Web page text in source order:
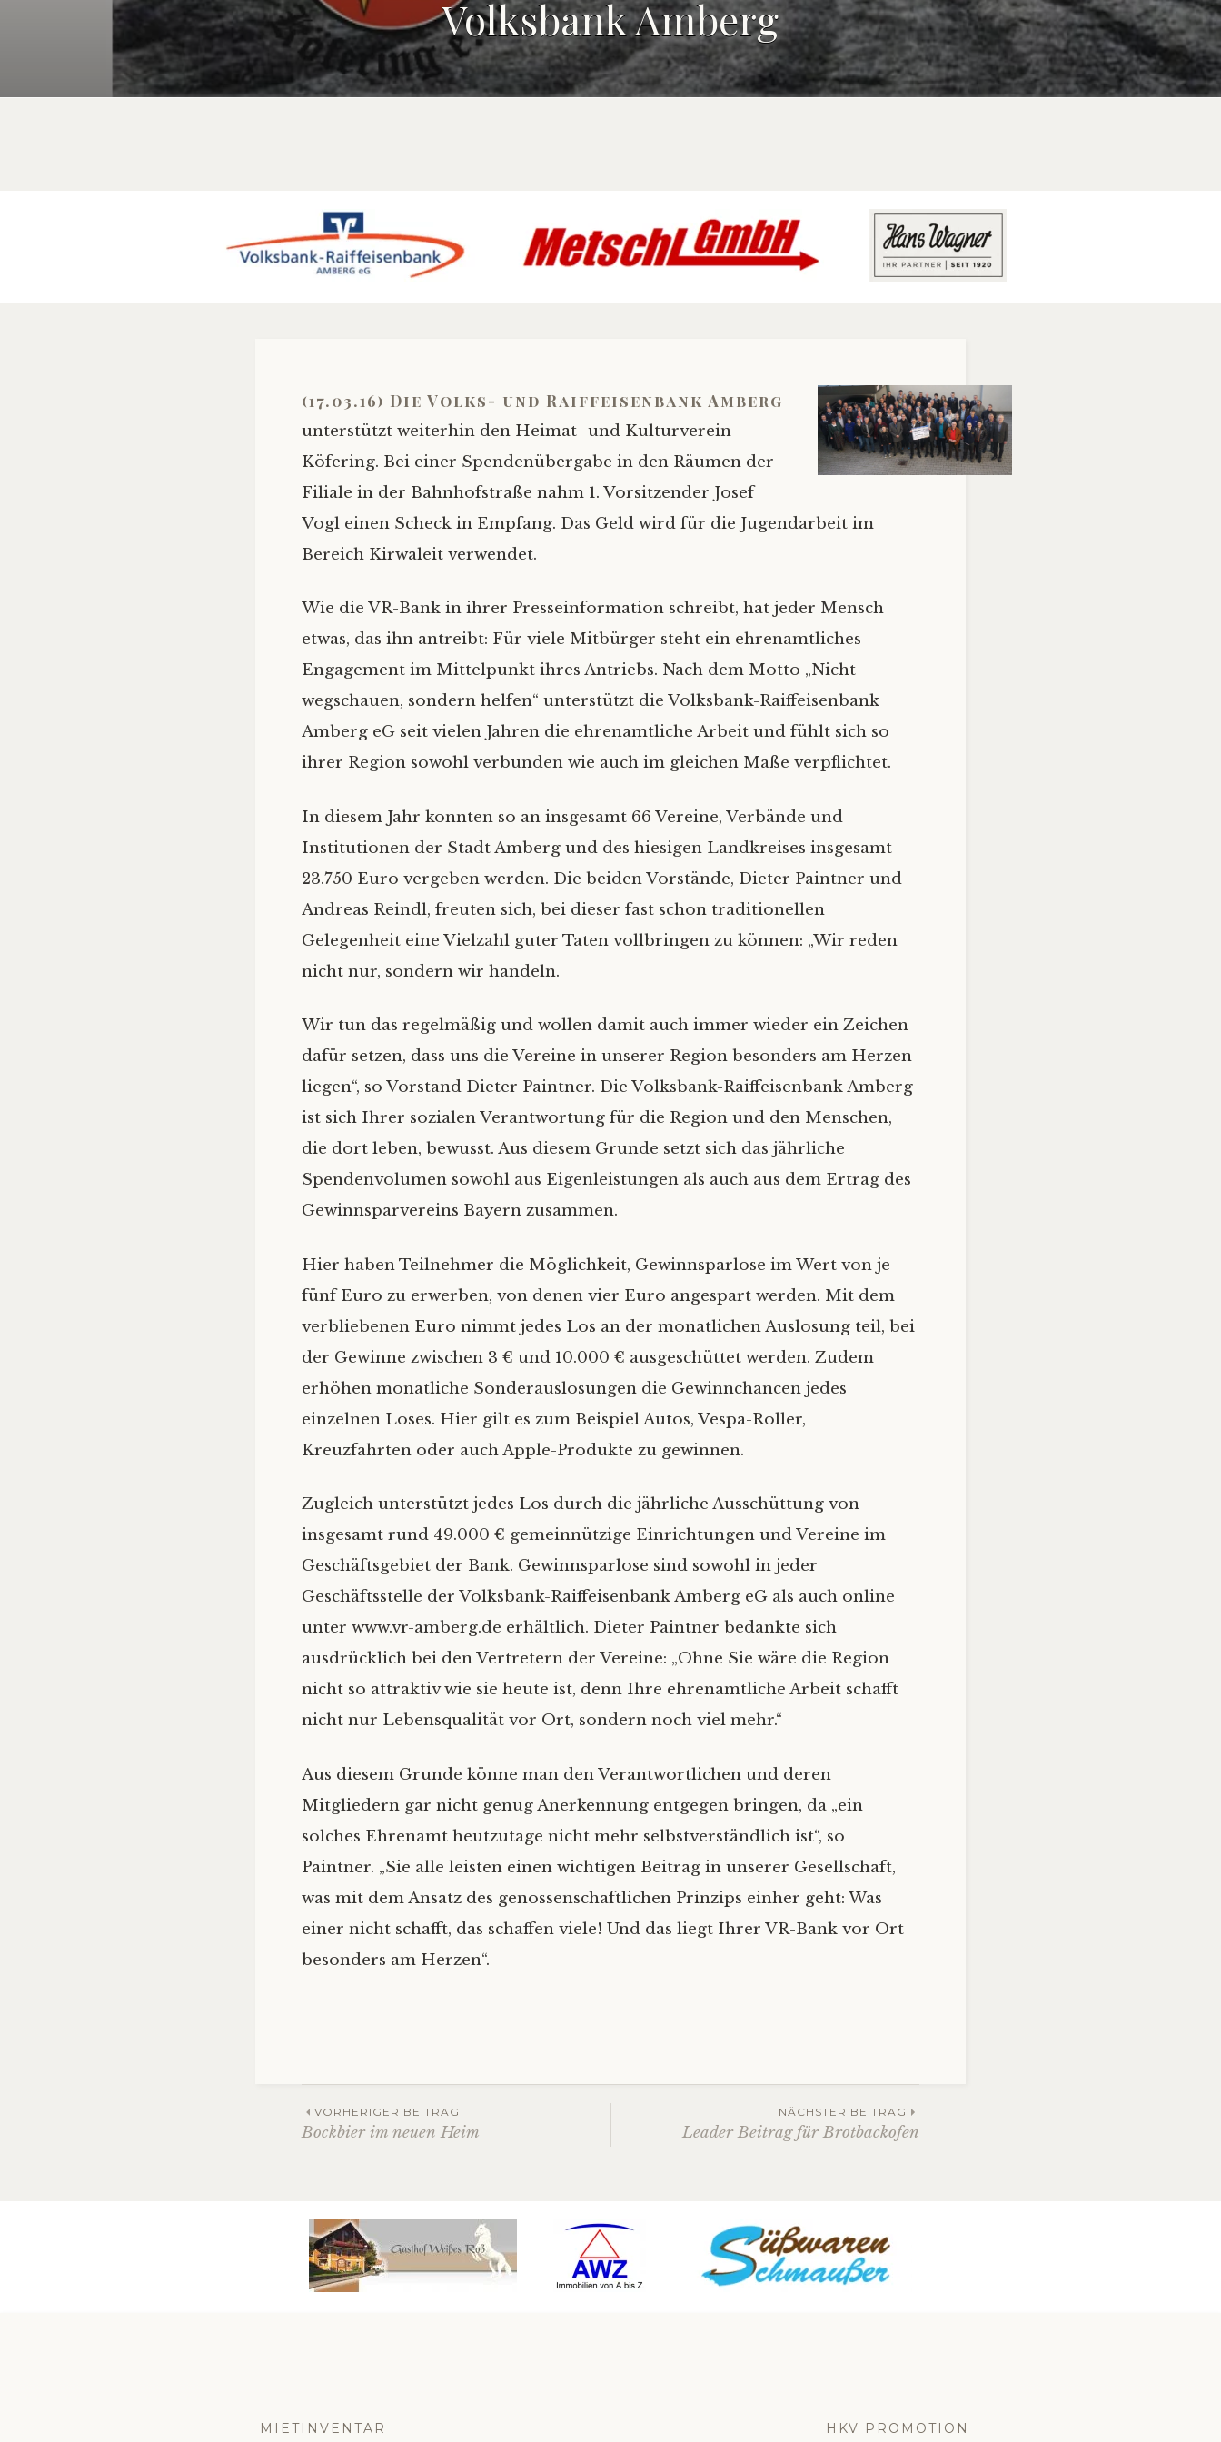
Volksbank Amberg
(17.03.16) Die Volks- und Raiffeisenbank Amberg
unterstützt weiterhin den Heimat- und Kulturverein
Köfering. Bei einer Spendenübergabe in den Räumen der
Filiale in der Bahnhofstraße nahm 1. Vorsitzender Josef
Vogl einen Scheck in Empfang. Das Geld wird für die Jugendarbeit im
Bereich Kirwaleit verwendet.
Wie die VR-Bank in ihrer Presseinformation schreibt, hat jeder Mensch
etwas, das ihn antreibt: Für viele Mitbürger steht ein ehrenamtliches
Engagement im Mittelpunkt ihres Antriebs. Nach dem Motto „Nicht
wegschauen, sondern helfen“ unterstützt die Volksbank-Raiffeisenbank
Amberg eG seit vielen Jahren die ehrenamtliche Arbeit und fühlt sich so
ihrer Region sowohl verbunden wie auch im gleichen Maße verpflichtet.
In diesem Jahr konnten so an insgesamt 66 Vereine, Verbände und
Institutionen der Stadt Amberg und des hiesigen Landkreises insgesamt
23.750 Euro vergeben werden. Die beiden Vorstände, Dieter Paintner und
Andreas Reindl, freuten sich, bei dieser fast schon traditionellen
Gelegenheit eine Vielzahl guter Taten vollbringen zu können: „Wir reden
nicht nur, sondern wir handeln.
Wir tun das regelmäßig und wollen damit auch immer wieder ein Zeichen
dafür setzen, dass uns die Vereine in unserer Region besonders am Herzen
liegen“, so Vorstand Dieter Paintner. Die Volksbank-Raiffeisenbank Amberg
ist sich Ihrer sozialen Verantwortung für die Region und den Menschen,
die dort leben, bewusst. Aus diesem Grunde setzt sich das jährliche
Spendenvolumen sowohl aus Eigenleistungen als auch aus dem Ertrag des
Gewinnsparvereins Bayern zusammen.
Hier haben Teilnehmer die Möglichkeit, Gewinnsparlose im Wert von je
fünf Euro zu erwerben, von denen vier Euro angespart werden. Mit dem
verbliebenen Euro nimmt jedes Los an der monatlichen Auslosung teil, bei
der Gewinne zwischen 3 € und 10.000 € ausgeschüttet werden. Zudem
erhöhen monatliche Sonderauslosungen die Gewinnchancen jedes
einzelnen Loses. Hier gilt es zum Beispiel Autos, Vespa-Roller,
Kreuzfahrten oder auch Apple-Produkte zu gewinnen.
Zugleich unterstützt jedes Los durch die jährliche Ausschüttung von
insgesamt rund 49.000 € gemeinnützige Einrichtungen und Vereine im
Geschäftsgebiet der Bank. Gewinnsparlose sind sowohl in jeder
Geschäftsstelle der Volksbank-Raiffeisenbank Amberg eG als auch online
unter www.vr-amberg.de erhältlich. Dieter Paintner bedankte sich
ausdrücklich bei den Vertretern der Vereine: „Ohne Sie wäre die Region
nicht so attraktiv wie sie heute ist, denn Ihre ehrenamtliche Arbeit schafft
nicht nur Lebensqualität vor Ort, sondern noch viel mehr.“
Aus diesem Grunde könne man den Verantwortlichen und deren
Mitgliedern gar nicht genug Anerkennung entgegen bringen, da „ein
solches Ehrenamt heutzutage nicht mehr selbstverständlich ist“, so
Paintner. „Sie alle leisten einen wichtigen Beitrag in unserer Gesellschaft,
was mit dem Ansatz des genossenschaftlichen Prinzips einher geht: Was
einer nicht schafft, das schaffen viele! Und das liegt Ihrer VR-Bank vor Ort
besonders am Herzen“.
Beitrags-
VORHERIGER BEITRAG
Bockbier im neuen Heim
NÄCHSTER BEITRAG
Leader Beitrag für Brotbackofen
MIETINVENTAR HKV PROMOTION